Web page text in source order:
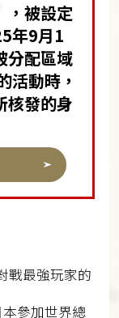
被設定
年9月1
分配區域
活動時，
核發的身
戰最強玩家的
參加世界總